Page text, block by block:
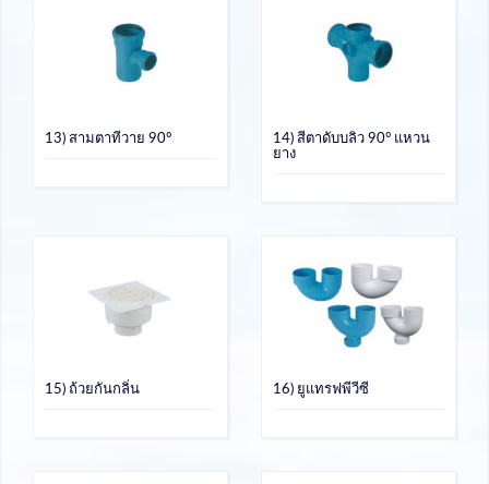
13) สามตาทีวาย 90°
14) สีตาดับบลิว 90° แหวน
ยาง
15) ถ้วยกันกลิ่น 16) ยูแทรฟพีวีซี